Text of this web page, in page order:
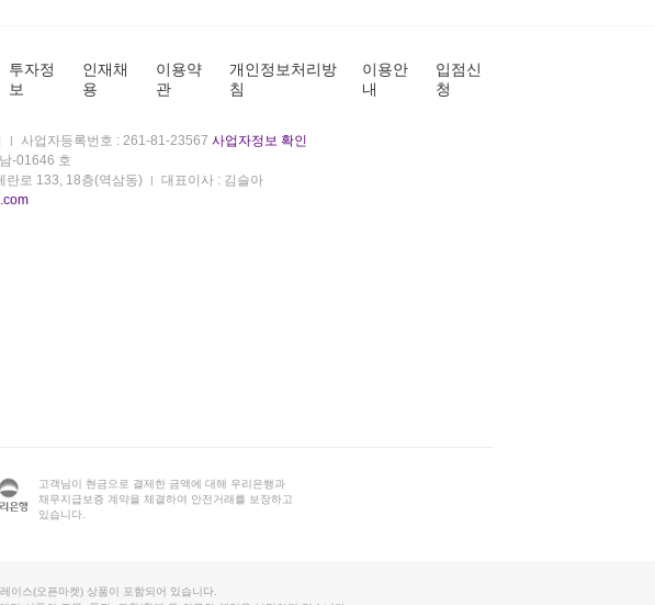
투자정
보
인재채
용
이용약
관
개인정보처리방
침
이용안
내
입점신
청
사업자등록번호 : 261-81-23567 사업자정보 확인
-01646 호
란로 133, 18층(역삼동)
대표이사 : 김슬아
고객님이 현금으로 결제한 금액에 대해 우리은행과
채무지급보증 계약을 체결하여 안전거래를 보장하고
있습니다.
이스(오픈마켓) 상품이 포함되어 있습니다.